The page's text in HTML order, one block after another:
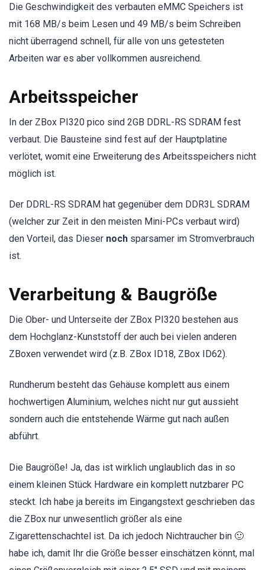
Die Geschwindigkeit des verbauten eMMC Speichers ist
mit 168 MB/s beim Lesen und 49 MB/s beim Schreiben
nicht überragend schnell, für alle von uns getesteten
Arbeiten war es aber vollkommen ausreichend.
Arbeitsspeicher
In der ZBox PI320 pico sind 2GB DDRL-RS SDRAM fest
verbaut. Die Bausteine sind fest auf der Hauptplatine
verlötet, womit eine Erweiterung des Arbeitsspeichers nicht
möglich ist.
Der DDRL-RS SDRAM hat gegenüber dem DDR3L SDRAM
(welcher zur Zeit in den meisten Mini-PCs verbaut wird)
den Vorteil, das Dieser noch sparsamer im Stromverbrauch
ist.
Verarbeitung & Baugröße
Die Ober- und Unterseite der ZBox PI320 bestehen aus
dem Hochglanz-Kunststoff der auch bei vielen anderen
ZBoxen verwendet wird (z.B. ZBox ID18, ZBox ID62).
Rundherum besteht das Gehäuse komplett aus einem
hochwertigen Aluminium, welches nicht nur gut aussieht
sondern auch die entstehende Wärme gut nach außen
abführt.
Die Baugröße! Ja, das ist wirklich unglaublich das in so
einem kleinen Stück Hardware ein komplett nutzbarer PC
steckt. Ich habe ja bereits im Eingangstext geschrieben das
die ZBox nur unwesentlich größer als eine
Zigarettenschachtel ist. Da ich jedoch Nichtraucher bin 🙂
habe ich, damit Ihr die Größe besser einschätzen könnt, mal